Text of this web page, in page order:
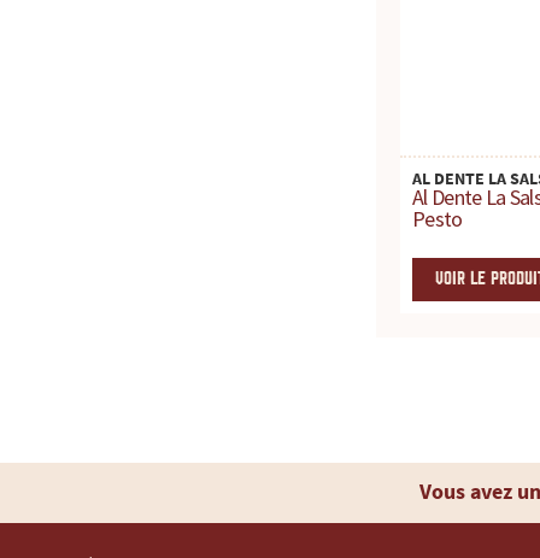
AL DENTE LA
Al Dente La
Pesto
VOIR LE
Vous avez